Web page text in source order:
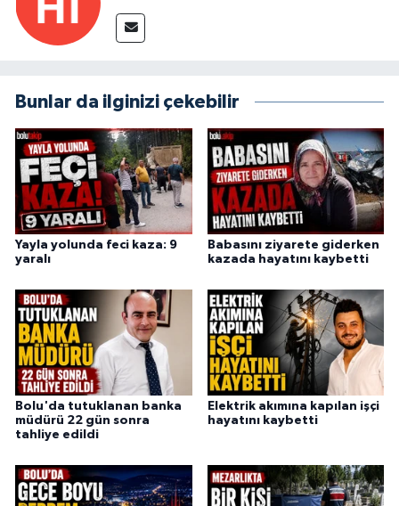
Bunlar da ilginizi çekebilir
Yayla yolunda feci kaza: 9
yaralı
Babasını ziyarete giderken
kazada hayatını kaybetti
Bolu'da tutuklanan banka
müdürü 22 gün sonra
tahliye edildi
Elektrik akımına kapılan işçi
hayatını kaybetti